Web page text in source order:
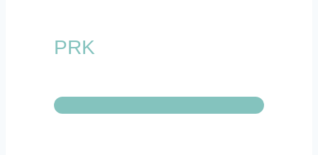
PRK